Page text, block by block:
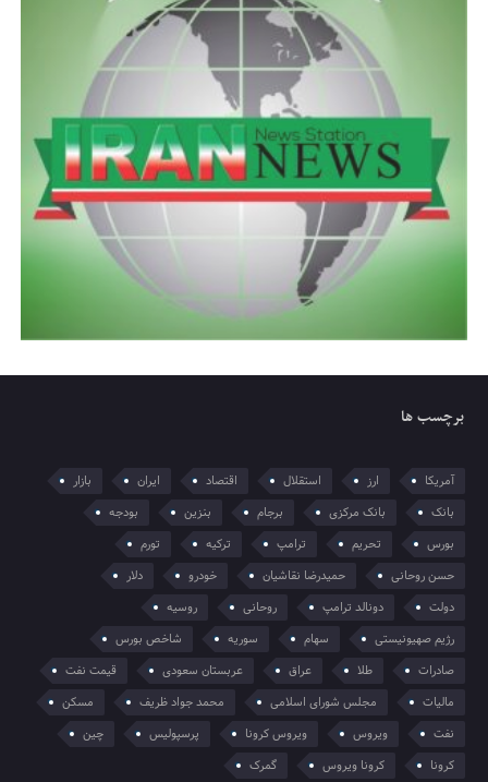
برچسب ها
آمریکا ارز استقلال اقتصاد ایران
بازار
بانک
بانک مرکزی برجام بنزین
بودجه
بورس
تحریم ترامپ ترکیه
تورم
حسن روحانی
حمیدرضا نقاشیان خودرو
دلار
دولت
دونالد ترامپ روحانی
روسیه
رژیم صهیونیستی
سهام سوریه
شاخص بورس
صادرات
طلا عراق عربستان سعودی
قیمت نفت
مالیات
مجلس شورای اسلامی محمد جواد ظریف
مسکن
نفت
ویروس ویروس کرونا پرسپولیس
چین
کرونا
کرونا ویروس گمرک